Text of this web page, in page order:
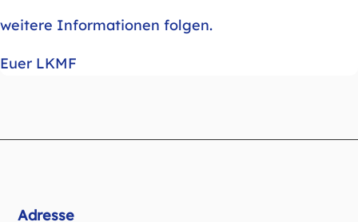
weitere Informationen folgen.
Euer LKMF
Adresse